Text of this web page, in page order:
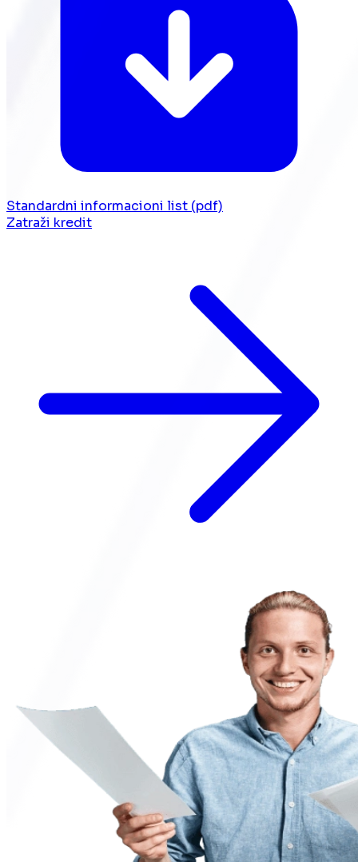
Standardni informacioni list (pdf)
Zatraži kredit